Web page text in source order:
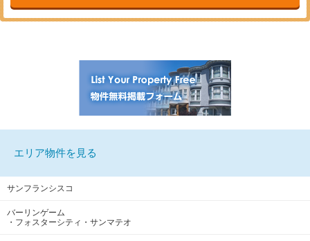
エリア物件を見る
サンフランシスコ
バーリンゲーム
・フォスターシティ・サンマテオ